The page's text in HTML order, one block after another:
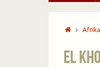
springen
StartAfrika
El